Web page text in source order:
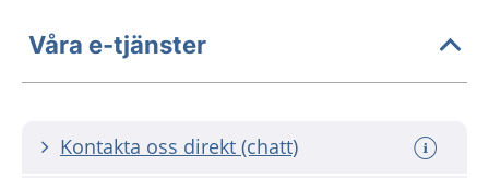
Våra e-tjänster
Kontakta oss direkt (chatt)